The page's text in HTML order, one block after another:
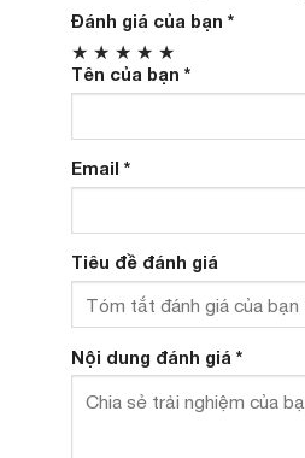
Đánh giá của bạn *
★ ★ ★ ★ ★
Tên của bạn *
Email *
Tiêu đề đánh giá
Nội dung đánh giá *